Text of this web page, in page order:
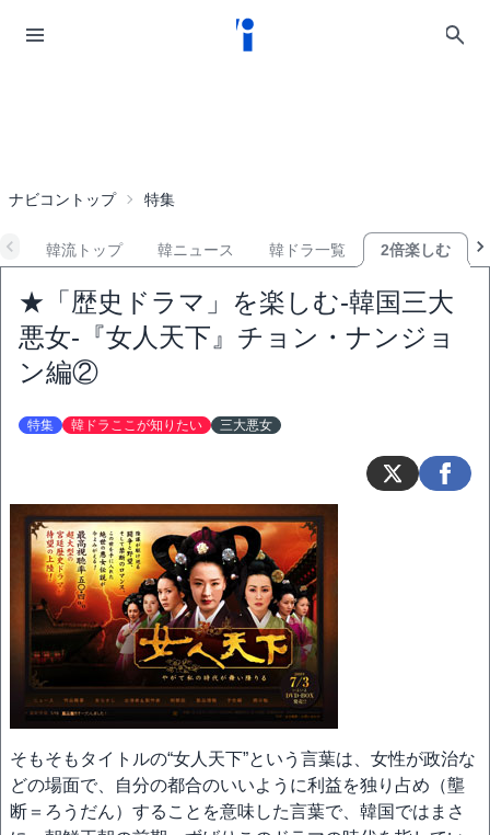
ナビコントップ 特集
韓流トップ 韓ニュース 韓ドラ一覧 2倍楽しむ
★「歴史ドラマ」を楽しむ-韓国三大
悪女-『女人天下』チョン・ナンジョ
ン編②
特集 韓ドラここが知りたい 三大悪女
そもそもタイトルの“女人天下”という言葉は、女性が政治な
どの場面で、自分の都合のいいように利益を独り占め（壟
断＝ろうだん）することを意味した言葉で、韓国ではまさ